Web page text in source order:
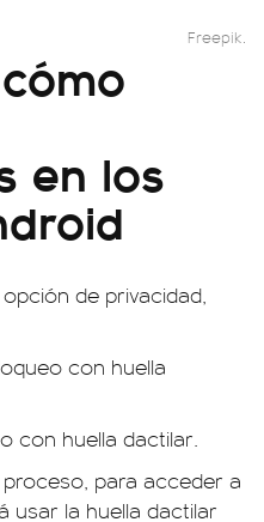
Freepik.
en los
de privacidad,
con huella
con huella dactilar.
proceso, para acceder a
usar la huella dactilar